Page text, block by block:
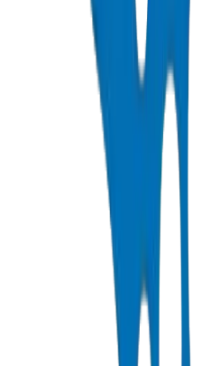
Meilleures Pratiques
Guide d'installation étape par
pression et d'évacuation.
Guide du Calculateur de
Tuyaux UPVC
Comment choisir le bon diamètre
exigences de pression.